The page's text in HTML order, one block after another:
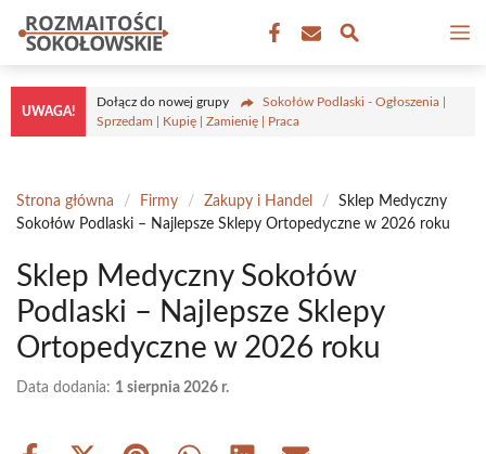
Przejdź
treści
UWAGA!
Dołącz do nowej grupy
Sokołów Podlaski - Ogłoszenia |
Sprzedam | Kupię | Zamienię | Praca
Strona główna / Firmy / Zakupy i Handel /
Sklep Medyczny
Sokołów Podlaski – Najlepsze Sklepy Ortopedyczne w 2026 roku
Sklep Medyczny Sokołów
Podlaski – Najlepsze Sklepy
Ortopedyczne w 2026 roku
Data dodania: 1 sierpnia 2026 r.